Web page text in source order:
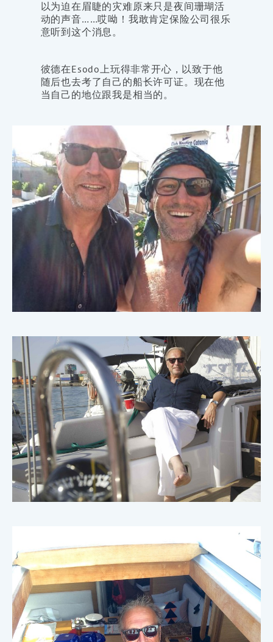
以为迫在眉睫的灾难原来只是夜间珊瑚活
动的声音……哎呦！我敢肯定保险公司很乐
意听到这个消息。
彼德在Esodo上玩得非常开心，以致于他
随后也去考了自己的船长许可证。现在他
当自己的地位跟我是相当的。